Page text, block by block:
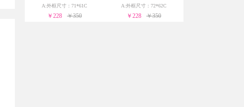
实木外框24小时之内发货
A:外框尺寸：71*61C
￥228 ￥350
实木外框24小时之内发货
A:外框尺寸：72*62C
￥228 ￥350